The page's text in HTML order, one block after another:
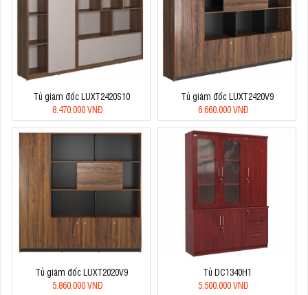
Tủ giám đốc LUXT2420S10
8.470.000 VNĐ
Tủ giám đốc LUXT2420V9
6.660.000 VNĐ
Tủ giám đốc LUXT2020V9
5.860.000 VNĐ
Tủ DC1340H1
5.500.000 VNĐ